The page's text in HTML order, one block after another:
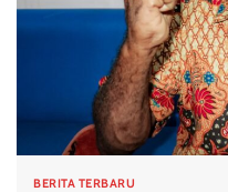
BERITA TERBARU